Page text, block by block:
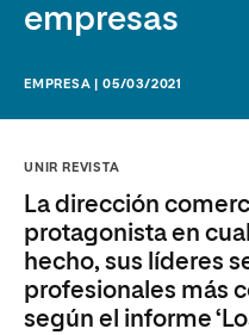
empresas
EMPRESA | 05/03/2021
UNIR REVISTA
La dirección
protagonista en
hecho, sus líderes
profesionales más
según el informe